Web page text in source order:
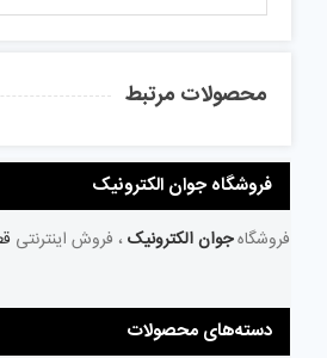
محصولات مرتبط
فروشگاه جوان الکترونیک
فروشگاهجوان الکترونیک ، فروش اینترنتی
دسته‌های محصولات